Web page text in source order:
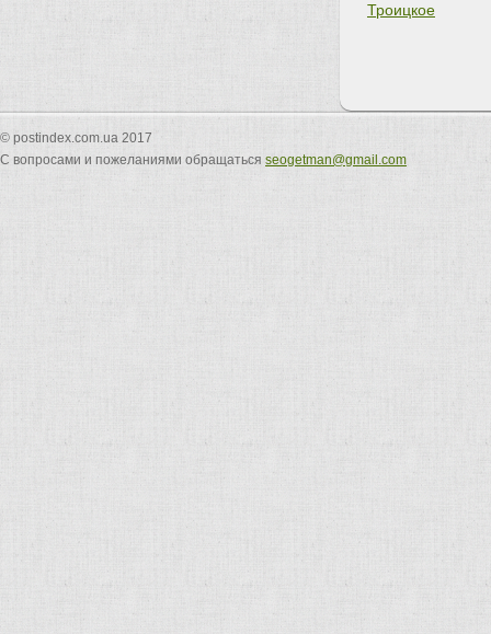
Троицкое
© postindex.com.ua 2017
С вопросами и пожеланиями обращаться seogetman@gmail.com